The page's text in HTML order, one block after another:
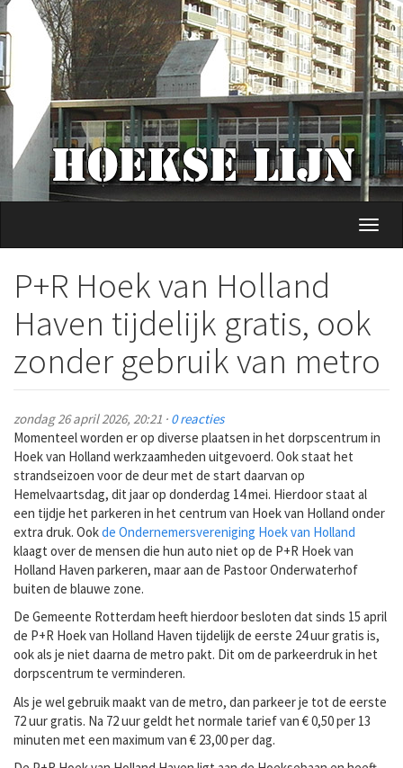
Overslaan
en
naar
de
inhoud
gaan
P+R Hoek van Holland
Haven tijdelijk gratis, ook
zonder gebruik van metro
zondag 26 april 2026, 20:21 · 0 reacties
Momenteel worden er op diverse plaatsen in het dorpscentrum in
Hoek van Holland werkzaamheden uitgevoerd. Ook staat het
strandseizoen voor de deur met de start daarvan op
Hemelvaartsdag, dit jaar op donderdag 14 mei. Hierdoor staat al
een tijdje het parkeren in het centrum van Hoek van Holland onder
extra druk. Ookde Ondernemersvereniging Hoek van Holland
klaagt over de mensen die hun auto niet op de P+R Hoek van
Holland Haven parkeren, maar aan de Pastoor Onderwaterhof
buiten de blauwe zone.
De Gemeente Rotterdam heeft hierdoor besloten dat sinds 15 april
de P+R Hoek van Holland Haven tijdelijk de eerste 24 uur gratis is,
ook als je niet daarna de metro pakt. Dit om de parkeerdruk in het
dorpscentrum te verminderen.
Als je wel gebruik maakt van de metro, dan parkeer je tot de eerste
72 uur gratis. Na 72 uur geldt het normale tarief van € 0,50 per 13
minuten met een maximum van € 23,00 per dag.